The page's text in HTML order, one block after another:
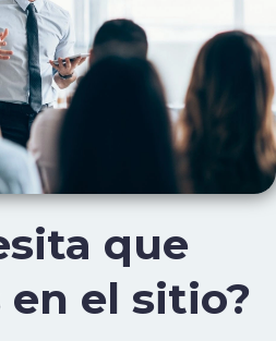
que
el sitio?